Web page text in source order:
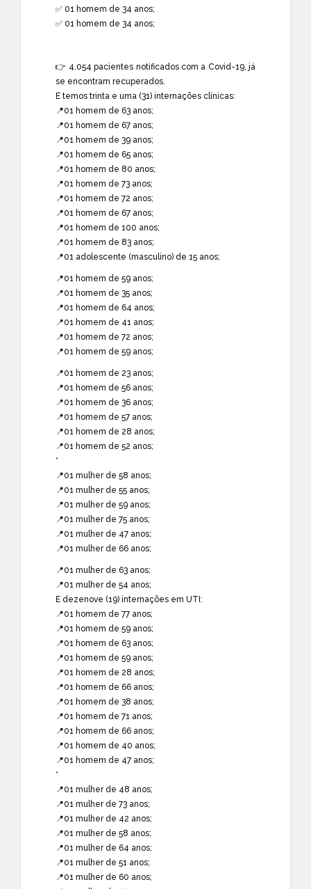
✅ 01 homem de 34 anos;
✅ 01 homem de 34 anos;
👉 4.054 pacientes notificados com a Covid-19, já
se encontram recuperados.
E temos trinta e uma (31) internações clínicas:
📍01 homem de 63 anos;
📍01 homem de 67 anos;
📍01 homem de 39 anos;
📍01 homem de 65 anos;
📍01 homem de 80 anos;
📍01 homem de 73 anos;
📍01 homem de 72 anos;
📍01 homem de 67 anos;
📍01 homem de 100 anos;
📍01 homem de 83 anos;
📍01 adolescente (masculino) de 15 anos;
📍01 homem de 59 anos;
📍01 homem de 35 anos;
📍01 homem de 64 anos;
📍01 homem de 41 anos;
📍01 homem de 72 anos;
📍01 homem de 59 anos;
📍01 homem de 23 anos;
📍01 homem de 56 anos;
📍01 homem de 36 anos;
📍01 homem de 57 anos;
📍01 homem de 28 anos;
📍01 homem de 52 anos;
*
📍01 mulher de 58 anos;
📍01 mulher de 55 anos;
📍01 mulher de 59 anos;
📍01 mulher de 75 anos;
📍01 mulher de 47 anos;
📍01 mulher de 66 anos;
📍01 mulher de 63 anos;
📍01 mulher de 54 anos;
E dezenove (19) internações em UTI:
📍01 homem de 77 anos;
📍01 homem de 59 anos;
📍01 homem de 63 anos;
📍01 homem de 59 anos;
📍01 homem de 28 anos;
📍01 homem de 66 anos;
📍01 homem de 38 anos;
📍01 homem de 71 anos;
📍01 homem de 66 anos;
📍01 homem de 40 anos;
📍01 homem de 47 anos;
*
📍01 mulher de 48 anos;
📍01 mulher de 73 anos;
📍01 mulher de 42 anos;
📍01 mulher de 58 anos;
📍01 mulher de 64 anos;
📍01 mulher de 51 anos;
📍01 mulher de 60 anos;